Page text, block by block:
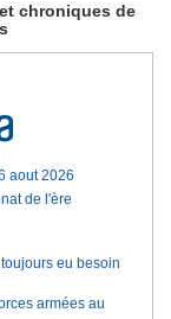
chroniques de
aout 2026
de l'ère
eu besoin
armées au